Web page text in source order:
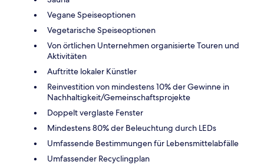
Vegane Speiseoptionen
Vegetarische Speiseoptionen
Von örtlichen Unternehmen organisierte Touren und
Aktivitäten
Auftritte lokaler Künstler
Reinvestition von mindestens 10% der Gewinne in
Nachhaltigkeit/Gemeinschaftsprojekte
Doppelt verglaste Fenster
Mindestens 80% der Beleuchtung durch LEDs
Umfassende Bestimmungen für Lebensmittelabfälle
Umfassender Recyclingplan